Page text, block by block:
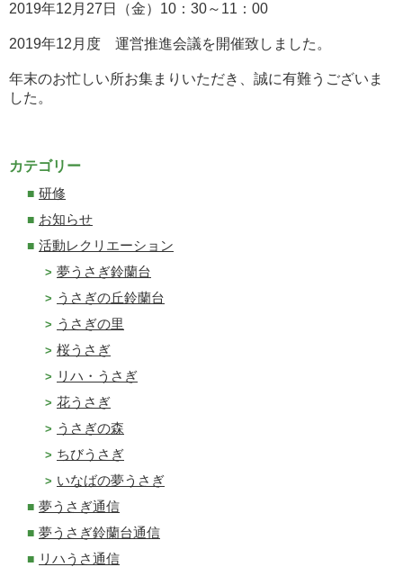
2019年12月27日（金）10：30～11：00
2019年12月度 運営推進会議を開催致しました。
年末のお忙しい所お集まりいただき、誠に有難うございま
した。
カテゴリー
研修
お知らせ
活動レクリエーション
夢うさぎ鈴蘭台
うさぎの丘鈴蘭台
うさぎの里
桜うさぎ
リハ・うさぎ
花うさぎ
うさぎの森
ちびうさぎ
いなばの夢うさぎ
夢うさぎ通信
夢うさぎ鈴蘭台通信
リハうさ通信